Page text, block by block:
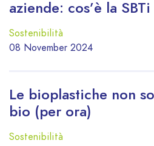
aziende: cos’è la
Sostenibilità
08 November 2024
Le bioplastiche non
bio (per ora)
Sostenibilità